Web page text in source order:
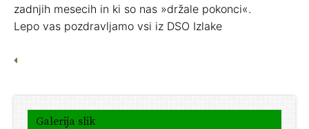
zadnjih mesecih in ki so nas »držale pokonci«.
Lepo vas pozdravljamo vsi iz DSO Izlake
Galerija slik